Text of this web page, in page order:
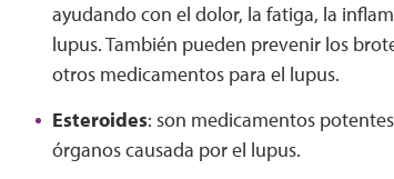
ayudando con el dolor, la fatiga, la
lupus. También pueden prevenir los
otros medicamentos para el lupus.
Esteroides: son medicamentos
órganos causada por el lupus.